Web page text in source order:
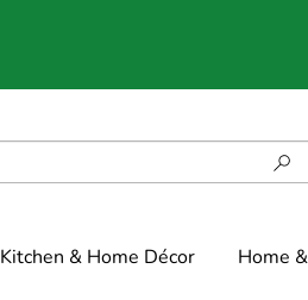
Kitchen & Home Décor Home